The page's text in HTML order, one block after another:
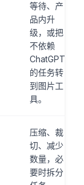
等待、产
品内升
级，或把
不依赖
ChatGPT
的任务转
到图片工
具。
压缩、裁
切、减少
数量，必
要时拆分